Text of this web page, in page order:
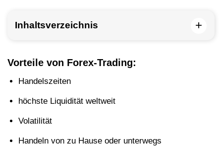
Inhaltsverzeichnis +
Vorteile von Forex-Trading:
Handelszeiten
höchste Liquidität weltweit
Volatilität
Handeln von zu Hause oder unterwegs